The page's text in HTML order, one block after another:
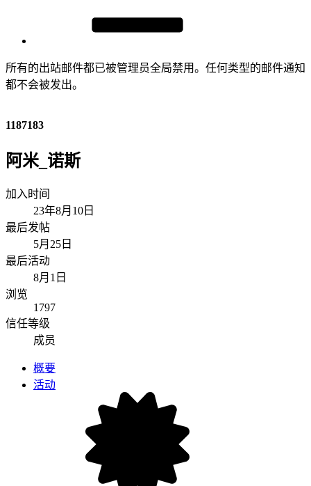
所有的出站邮件都已被管理员全局禁用。任何类型的邮件通知
都不会被发出。
1187183
阿米_诺斯
加入时间
23年8月10日
最后发帖
5月25日
最后活动
8月1日
浏览
1797
信任等级
成员
概要
活动